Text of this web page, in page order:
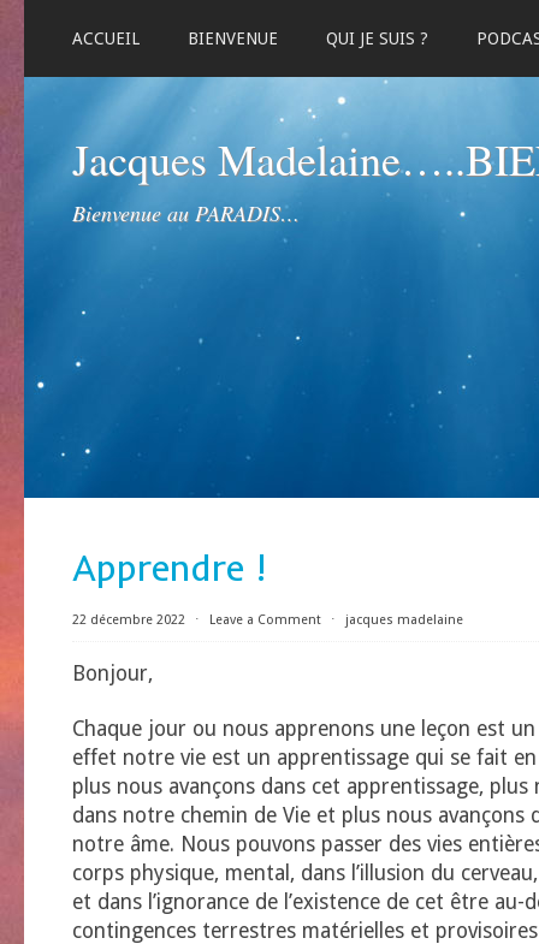
ACCUEIL BIENVENUE QUI JE SUIS ?
Jacques
Bienvenue au PARADIS…
Apprendre !
22 décembre 2022 ⋅ Leave a Comment ⋅ jacques madelaine
Bonjour,
Chaque jour ou nous apprenons une leçon est
effet notre vie est un apprentissage qui se fait
plus nous avançons dans cet apprentissage, plus
dans notre chemin de Vie et plus nous avançons
notre âme. Nous pouvons passer des vies
corps physique, mental, dans l’illusion du
et dans l’ignorance de l’existence de cet être au-
contingences terrestres matérielles et